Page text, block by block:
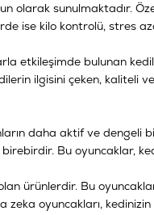
olarak sunulmaktadır.
ise kilo kontrolü, stres
etkileşimde bulunan
ilgisini çeken, kaliteli
daha aktif ve dengeli
birebirdir. Bu oyuncaklar,
ürünlerdir. Bu
oyuncakları, kedinizin